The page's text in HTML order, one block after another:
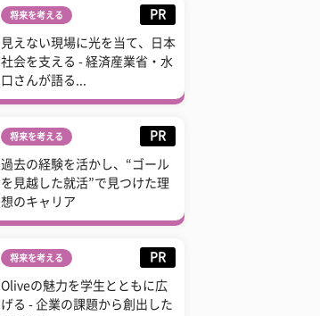
将来を考える PR
見えない現場に光を当て、日本
社会を支える - 経済産業省・水
口さんが語る...
将来を考える PR
過去の経験を活かし、“ゴール
を見越した就活”で見つけた理
想のキャリア
将来を考える PR
Oliveの魅力を学生とともに広
げる - 企業の課題から創出した